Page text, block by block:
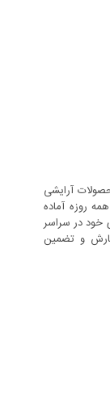
آرایشی
روزه آماده
خود در سراسر
و تضمین